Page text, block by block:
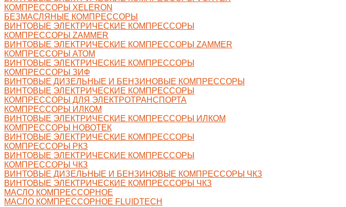
КОМПРЕССОРЫ XELERON
БЕЗМАСЛЯНЫЕ КОМПРЕССОРЫ
ВИНТОВЫЕ ЭЛЕКТРИЧЕСКИЕ КОМПРЕССОРЫ
КОМПРЕССОРЫ ZAMMER
ВИНТОВЫЕ ЭЛЕКТРИЧЕСКИЕ КОМПРЕССОРЫ ZAMMER
КОМПРЕССОРЫ АТОМ
ВИНТОВЫЕ ЭЛЕКТРИЧЕСКИЕ КОМПРЕССОРЫ
КОМПРЕССОРЫ ЗИФ
ВИНТОВЫЕ ДИЗЕЛЬНЫЕ И БЕНЗИНОВЫЕ КОМПРЕССОРЫ
ВИНТОВЫЕ ЭЛЕКТРИЧЕСКИЕ КОМПРЕССОРЫ
КОМПРЕССОРЫ ДЛЯ ЭЛЕКТРОТРАНСПОРТА
КОМПРЕССОРЫ ИЛКОМ
ВИНТОВЫЕ ЭЛЕКТРИЧЕСКИЕ КОМПРЕССОРЫ ИЛКОМ
КОМПРЕССОРЫ НОВОТЕК
ВИНТОВЫЕ ЭЛЕКТРИЧЕСКИЕ КОМПРЕССОРЫ
КОМПРЕССОРЫ РКЗ
ВИНТОВЫЕ ЭЛЕКТРИЧЕСКИЕ КОМПРЕССОРЫ
КОМПРЕССОРЫ ЧКЗ
ВИНТОВЫЕ ДИЗЕЛЬНЫЕ И БЕНЗИНОВЫЕ КОМПРЕССОРЫ ЧКЗ
ВИНТОВЫЕ ЭЛЕКТРИЧЕСКИЕ КОМПРЕССОРЫ ЧКЗ
МАСЛО КОМПРЕССОРНОЕ
МАСЛО КОМПРЕССОРНОЕ FLUIDTECH